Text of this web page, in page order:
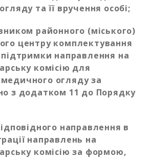
та її вручення особі;
районного (міського)
центру комплектування
підтримки направлення на
комісію для
огляду за
з додатком 11 до Порядку
направлення в
направлень на
комісію за формою,